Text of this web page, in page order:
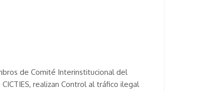
de Comité Interinstitucional del
realizan Control al tráfico ilegal